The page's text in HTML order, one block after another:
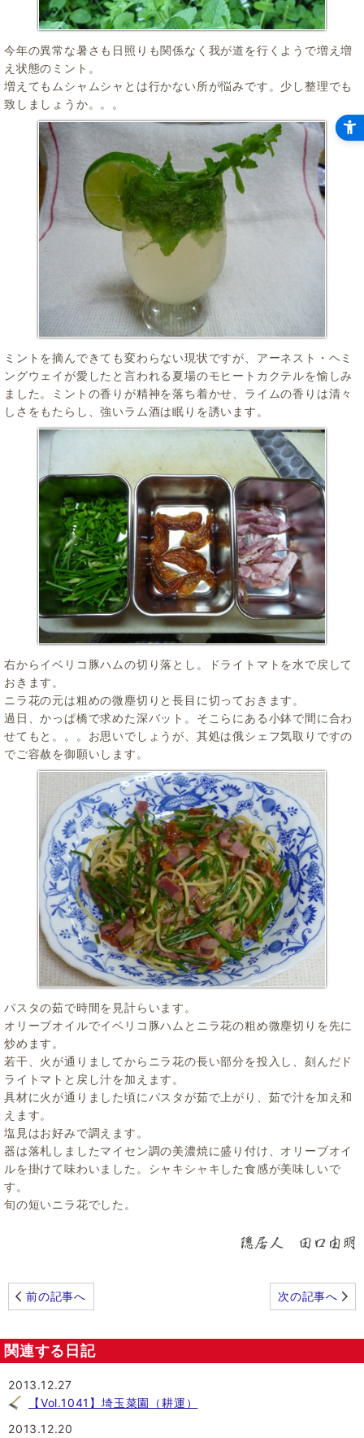
今年の異常な暑さも日照りも関係なく我が道を行くようで増え増
え状態のミント。
増えてもムシャムシャとは行かない所が悩みです。少し整理でも
致しましょうか。。。
ミントを摘んできても変わらない現状ですが、アーネスト・ヘミ
ングウェイが愛したと言われる夏場のモヒートカクテルを愉しみ
ました。ミントの香りが精神を落ち着かせ、ライムの香りは清々
しさをもたらし、強いラム酒は眠りを誘います。
右からイベリコ豚ハムの切り落とし。ドライトマトを水で戻して
おきます。
ニラ花の元は粗めの微塵切りと長目に切っておきます。
過日、かっぱ橋で求めた深バット。そこらにある小鉢で間に合わ
せてもと。。。お思いでしょうが、其処は俄シェフ気取りですの
でご容赦を御願いします。
パスタの茹で時間を見計らいます。
オリーブオイルでイベリコ豚ハムとニラ花の粗め微塵切りを先に
炒めます。
若干、火が通りましてからニラ花の長い部分を投入し、刻んだド
ライトマトと戻し汁を加えます。
具材に火が通りました頃にパスタが茹で上がり、茹で汁を加え和
えます。
塩見はお好みで調えます。
器は落札しましたマイセン調の美濃焼に盛り付け、オリーブオイ
ルを掛けて味わいました。シャキシャキした食感が美味しいで
す。
旬の短いニラ花でした。
前の記事へ 次の記事へ
関連する日記
2013.12.27
【Vol.1041】埼玉菜園（耕運）
2013.12.20